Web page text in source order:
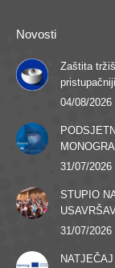
Novosti
Zaštita
04/08/2026
31/07/2026
STUPIO
31/07/2026